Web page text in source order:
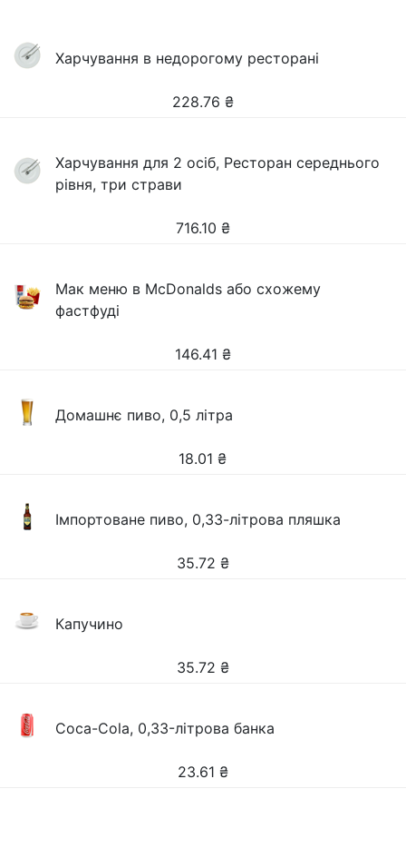
Харчування в недорогому ресторані
228.76 ₴
Харчування для 2 осіб, Ресторан середнього
рівня, три страви
716.10 ₴
Мак меню в McDonalds або схожему
фастфуді
146.41 ₴
Домашнє пиво, 0,5 літра
18.01 ₴
Імпортоване пиво, 0,33-літрова пляшка
35.72 ₴
Капучино
35.72 ₴
Coca-Cola, 0,33-літрова банка
23.61 ₴